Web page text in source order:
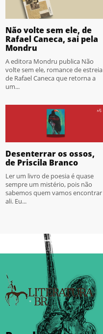
Não volte sem ele, de
Rafael Caneca, sai pela
Mondru
A editora Mondru publica Não
volte sem ele, romance de estreia
de Rafael Caneca que retorna a
um...
Desenterrar os ossos,
de Priscila Branco
Ler um livro de poesia é quase
sempre um mistério, pois não
sabemos quem vamos encontrar
ali. Eu...